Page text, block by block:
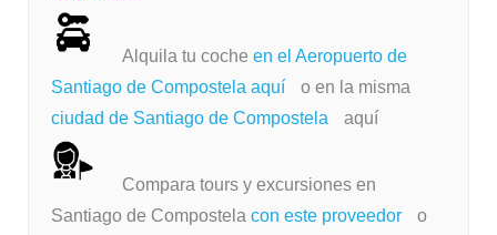
Alquila tu coche en el Aeropuerto de
Santiago de Compostela aquí
o en la misma
ciudad de Santiago de Compostela
aquí
Compara tours y excursiones en
Santiago de Compostela con este proveedor
o